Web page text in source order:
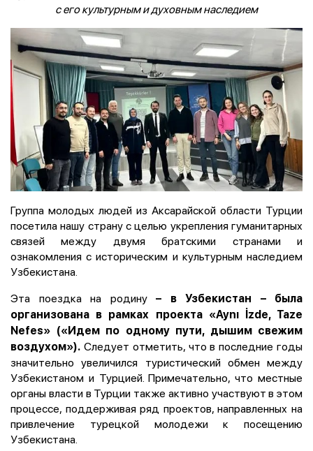
с его культурным и духовным наследием
Группа молодых людей из Аксарайской области Турции
посетила нашу страну с целью укрепления гуманитарных
связей между двумя братскими странами и
ознакомления с историческим и культурным наследием
Узбекистана.
Эта поездка на родину – в Узбекистан – была
организована в рамках проекта «Aynı İzde, Taze
Nefes» («Идем по одному пути, дышим свежим
воздухом»). Следует отметить, что в последние годы
значительно увеличился туристический обмен между
Узбекистаном и Турцией. Примечательно, что местные
органы власти в Турции также активно участвуют в этом
процессе, поддерживая ряд проектов, направленных на
привлечение турецкой молодежи к посещению
Узбекистана.